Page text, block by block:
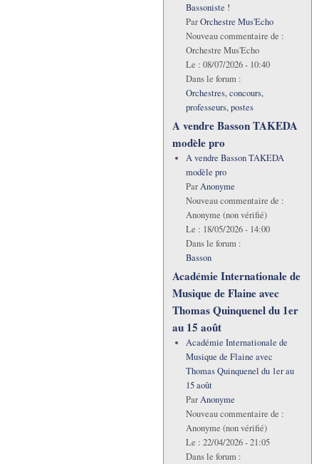
Bassoniste !
ParOrchestre Mus'Echo
Nouveau commentaire de :
Orchestre Mus'Echo
Le : 08/07/2026 - 10:40
Dans le forum :
Orchestres, concours,
professeurs, postes
A vendre Basson TAKEDA
modèle pro
A vendre Basson TAKEDA
modèle pro
ParAnonyme
Nouveau commentaire de :
Anonyme (non vérifié)
Le : 18/05/2026 - 14:00
Dans le forum :
Basson
Académie Internationale de
Musique de Flaine avec
Thomas Quinquenel du 1er
au 15 août
Académie Internationale de
Musique de Flaine avec
Thomas Quinquenel du 1er au
15 août
ParAnonyme
Nouveau commentaire de :
Anonyme (non vérifié)
Le : 22/04/2026 - 21:05
Dans le forum :